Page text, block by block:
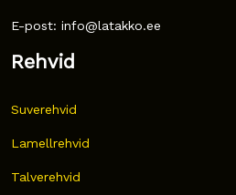
E-post: info@latakko.ee
Rehvid
Suverehvid
Lamellrehvid
Talverehvid